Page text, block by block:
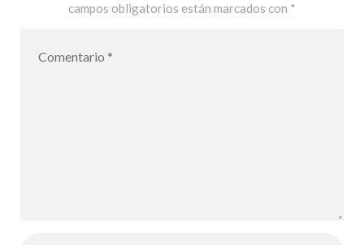
2022
campos obligatorios están marcados con *